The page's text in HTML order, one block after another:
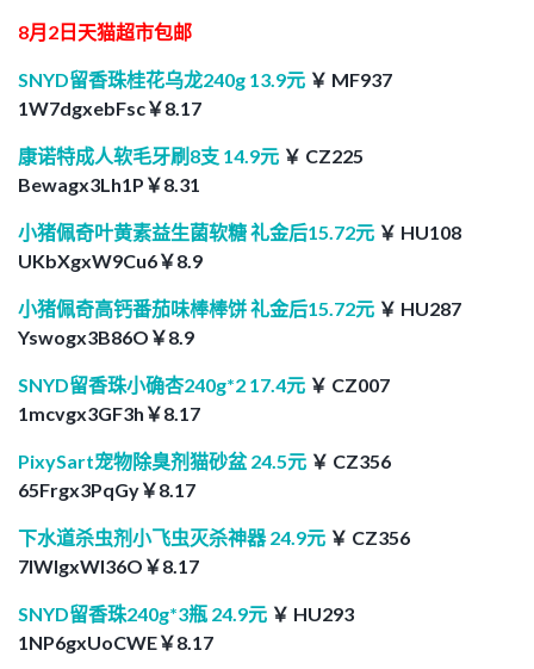
8月2日天猫超市包邮
SNYD留香珠桂花乌龙240g 13.9元 ￥ MF937
1W7dgxebFsc￥8.17
康诺特成人软毛牙刷8支 14.9元 ￥ CZ225
Bewagx3Lh1P￥8.31
小猪佩奇叶黄素益生菌软糖 礼金后15.72元 ￥ HU108
UKbXgxW9Cu6￥8.9
小猪佩奇高钙番茄味棒棒饼 礼金后15.72元 ￥ HU287
Yswogx3B86O￥8.9
SNYD留香珠小确杏240g*2 17.4元 ￥ CZ007
1mcvgx3GF3h￥8.17
PixySart宠物除臭剂猫砂盆 24.5元 ￥ CZ356
65Frgx3PqGy￥8.17
下水道杀虫剂小飞虫灭杀神器 24.9元 ￥ CZ356
7lWlgxWl36O￥8.17
SNYD留香珠240g*3瓶 24.9元 ￥ HU293
1NP6gxUoCWE￥8.17